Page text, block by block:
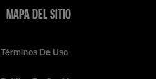
MAPA DEL SITIO
Términos De Uso